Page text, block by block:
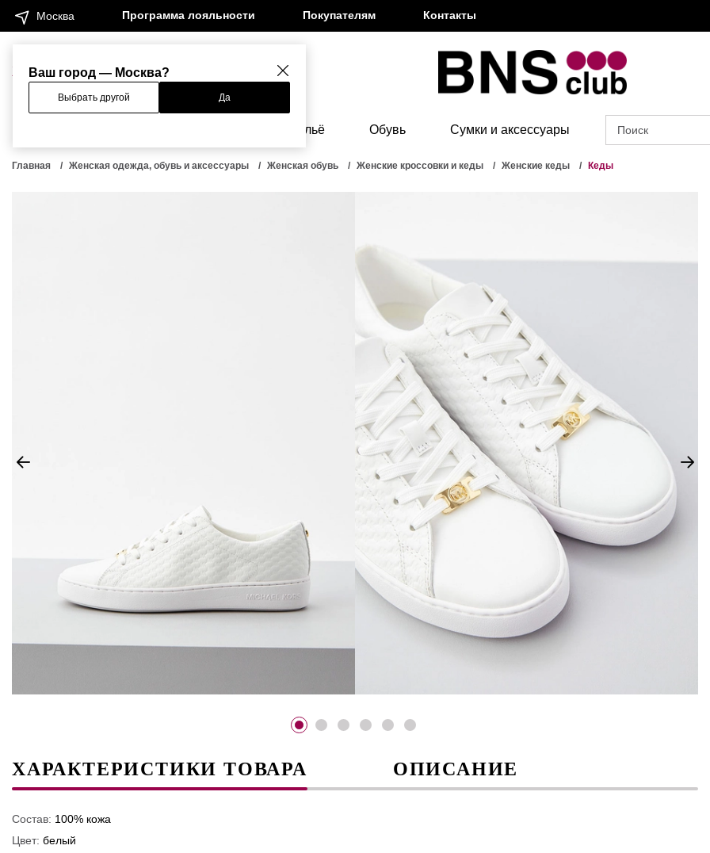
Ваш город — Москва?
Выбрать другой Да
Москва Программа лояльности Покупателям Контакты
Женщинам Мужчинам
Бельё Обувь Сумки и аксессуары
Главная Женская одежда, обувь и аксессуары Женская обувь Женские кроссовки и кеды Женские кеды Кеды
ХАРАКТЕРИСТИКИ ТОВАРА ОПИСАНИЕ
Состав: 100% кожа
Цвет: белый